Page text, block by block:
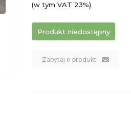
(w tym VAT 23%)
Produkt niedostępny
Zapytaj o produkt